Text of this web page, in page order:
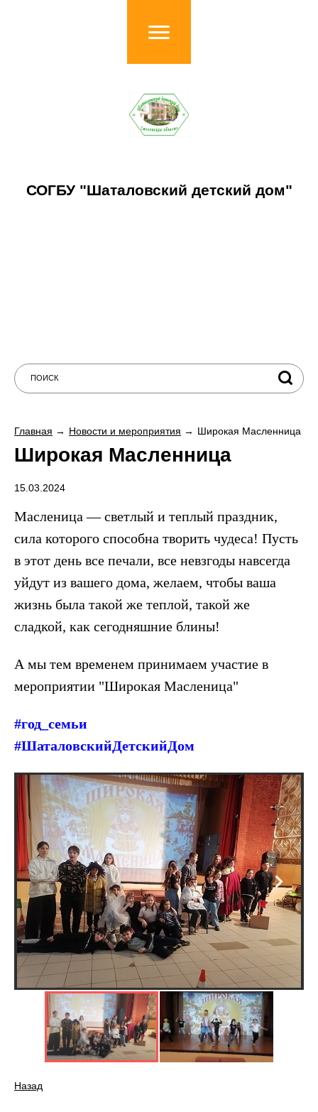
СОГБУ "Шаталовский детский дом"
Главная Новости и мероприятия Широкая Масленница
Широкая Масленница
15.03.2024
Масленица — светлый и теплый праздник,
сила которого способна творить чудеса! Пусть
в этот день все печали, все невзгоды навсегда
уйдут из вашего дома, желаем, чтобы ваша
жизнь была такой же теплой, такой же
сладкой, как сегодняшние блины!
А мы тем временем принимаем участие в
мероприятии "Широкая Масленица"
#год_семьи
#ШаталовскийДетскийДом
Назад